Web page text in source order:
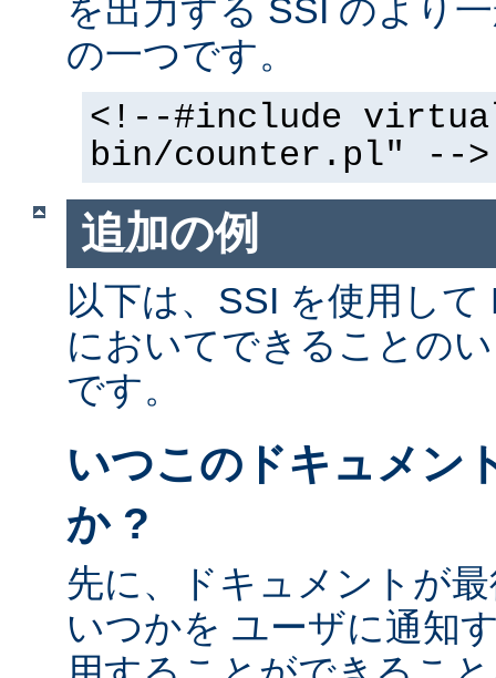
を出力する SSI のより
の一つです。
<!--#include
bin/counter.pl" -->
追加の例
以下は、SSI を使用し
においてできることの
です。
いつこのドキュメン
か ?
先に、ドキュメントが
いつかを ユーザに通知